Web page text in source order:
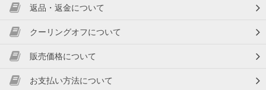
返品・返金について
クーリングオフについて
販売価格について
お支払い方法について